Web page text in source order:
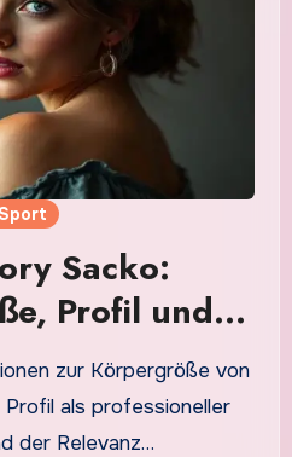
Sport
Sacko:
Profil und
Profifußball
zur Körpergröße von
Profil als professioneller
der Relevanz…